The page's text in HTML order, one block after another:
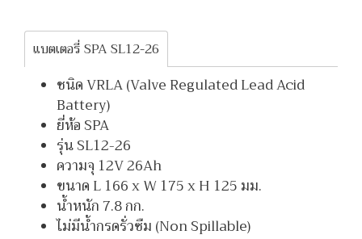
แบตเตอรี่ SPA SL12-26
ชนิด VRLA (Valve Regulated Lead Acid
Battery)
ยี่ห้อ SPA
รุ่น SL12-26
ความจุ 12V 26Ah
ขนาด L 166 x W 175 x H 125 มม.
น้ำหนัก 7.8 กก.
ไม่มีน้ำกรดรั่วซืม (Non Spillable)